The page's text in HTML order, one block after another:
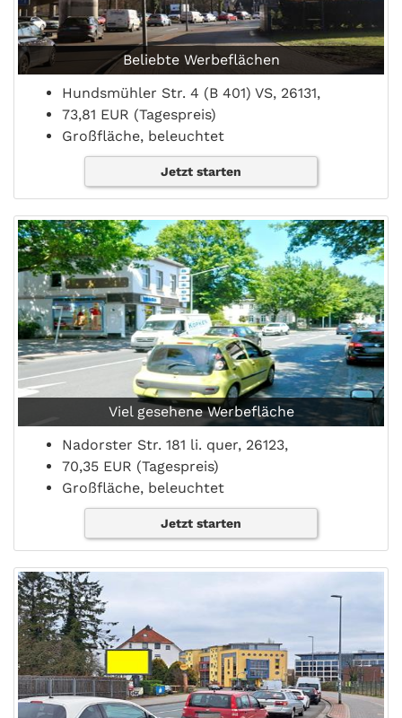
Beliebte Werbeflächen
Hundsmühler Str. 4 (B 401) VS, 26131,
73,81 EUR (Tagespreis)
Großfläche, beleuchtet
Jetzt starten
Viel gesehene Werbefläche
Nadorster Str. 181 li. quer, 26123,
70,35 EUR (Tagespreis)
Großfläche, beleuchtet
Jetzt starten